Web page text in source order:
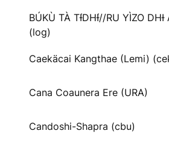
BÚKÙ TÀ TƗ́DHƗ́//RU YÌZO DHƗ
(log)
Caekäcai Kangthae (Lemi)
Cana Coaunera Ere (URA)
Candoshi-Shapra (cbu)